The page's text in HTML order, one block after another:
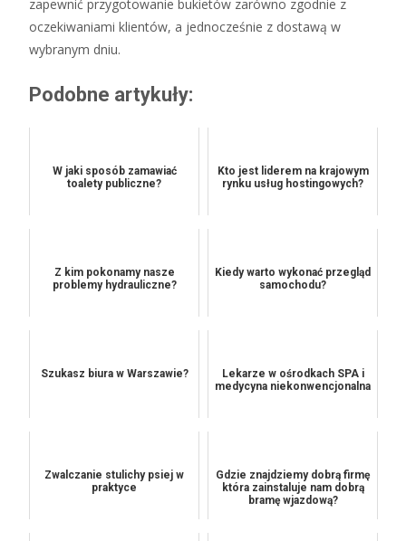
zapewnić przygotowanie bukietów zarówno zgodnie z
oczekiwaniami klientów, a jednocześnie z dostawą w
wybranym dniu.
Podobne artykuły:
W jaki sposób zamawiać
toalety publiczne?
Kto jest liderem na krajowym
rynku usług hostingowych?
Z kim pokonamy nasze
problemy hydrauliczne?
Kiedy warto wykonać przegląd
samochodu?
Szukasz biura w Warszawie?
Lekarze w ośrodkach SPA i
medycyna niekonwencjonalna
Zwalczanie stulichy psiej w
praktyce
Gdzie znajdziemy dobrą firmę
która zainstaluje nam dobrą
bramę wjazdową?